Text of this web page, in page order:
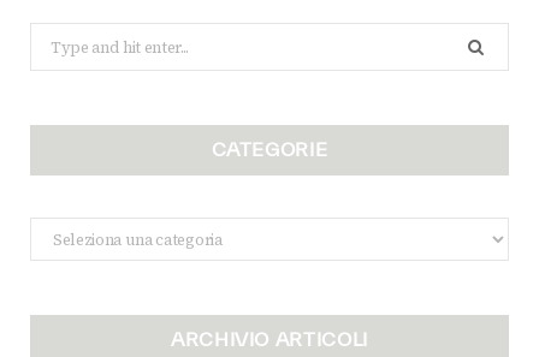
for:
CATEGORIE
Categorie
ARCHIVIO ARTICOLI